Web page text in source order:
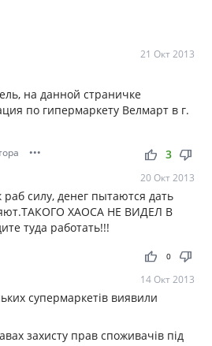
21 Окт 2013
на данной страничке
по гипермаркету Велмарт в г.
••• thumb_up thumb_down
3
20 Окт 2013
силу, денег пытаются дать
ХАОСА НЕ ВИДЕЛ В
туда работать!!!
thumb_up thumb_down
0
14 Окт 2013
супермаркетів виявили
захисту прав споживачів під